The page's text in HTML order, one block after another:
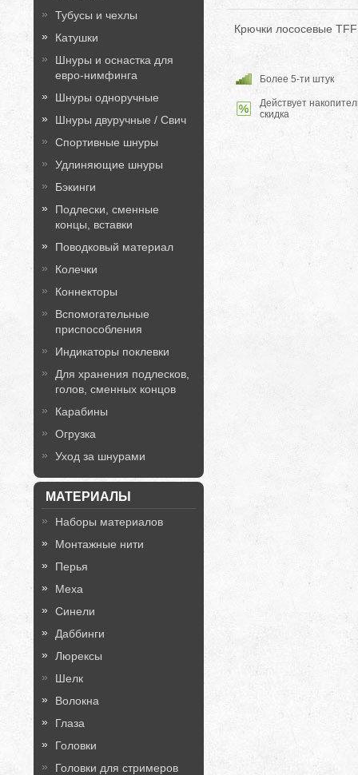
Тубусы и чехлы
Катушки
Шнуры и оснастка для
евро-нимфинга
Шнуры одноручные
Шнуры двуручные / Свич
Спортивные шнуры
Удлиняющие шнуры
Бэкинги
Подлески, сменные
концы, вставки
Поводковый материал
Колечки
Коннекторы
Вспомогательные
приспособления
Индикаторы поклевки
Для хранения подлесков,
голов, сменных концов
Карабины
Огрузка
Уход за шнурами
МАТЕРИАЛЫ
Наборы материалов
Монтажные нити
Перья
Меха
Синели
Даббинги
Люрексы
Шелк
Волокна
Глаза
Головки
Головки для стримеров
Крючки лососевые
Более 5-ти штук
Действует
скидка